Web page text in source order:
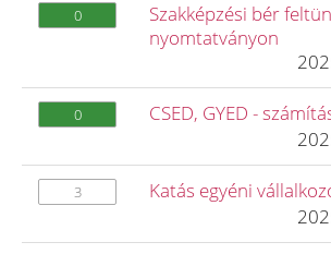
0
Szakképzési bér
nyomtatványon
0
CSED, GYED -
3
Katás egyéni